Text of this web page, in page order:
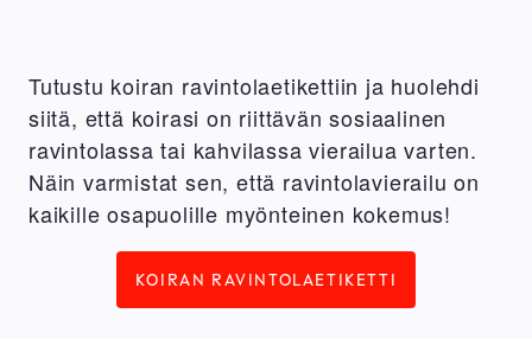
Tutustu koiran ravintolaetikettiin ja huolehdi
siitä, että koirasi on riittävän sosiaalinen
ravintolassa tai kahvilassa vierailua varten.
Näin varmistat sen, että ravintolavierailu on
kaikille osapuolille myönteinen kokemus!
KOIRAN RAVINTOLAETIKETTI